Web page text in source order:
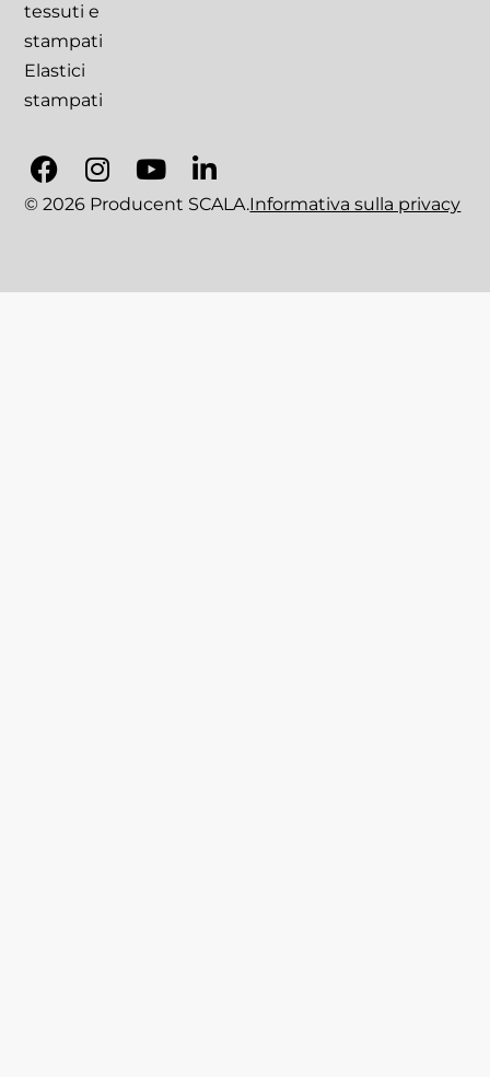
tessuti e
stampati
Elastici
stampati
© 2026 Producent SCALA.Informativa sulla privacy